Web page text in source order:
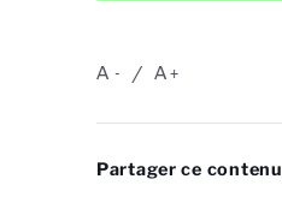
-
A +
A
Partager ce contenu